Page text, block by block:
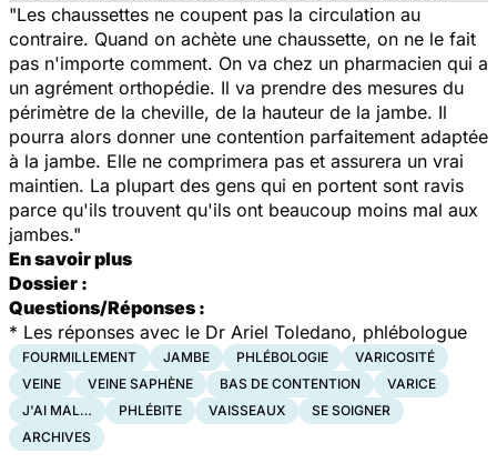
"Les chaussettes ne coupent pas la circulation au
contraire. Quand on achète une chaussette, on ne le fait
pas n'importe comment. On va chez un pharmacien qui a
un agrément orthopédie. Il va prendre des mesures du
périmètre de la cheville, de la hauteur de la jambe. Il
pourra alors donner une contention parfaitement adaptée
à la jambe. Elle ne comprimera pas et assurera un vrai
maintien. La plupart des gens qui en portent sont ravis
parce qu'ils trouvent qu'ils ont beaucoup moins mal aux
jambes."
En savoir plus
Dossier :
Questions/Réponses :
* Les réponses avec le Dr Ariel Toledano, phlébologue
FOURMILLEMENT JAMBE PHLÉBOLOGIE
VARICOSITÉ
VEINE
VEINE SAPHÈNE BAS DE CONTENTION
VARICE
J'AI MAL…
PHLÉBITE VAISSEAUX
SE SOIGNER
ARCHIVES